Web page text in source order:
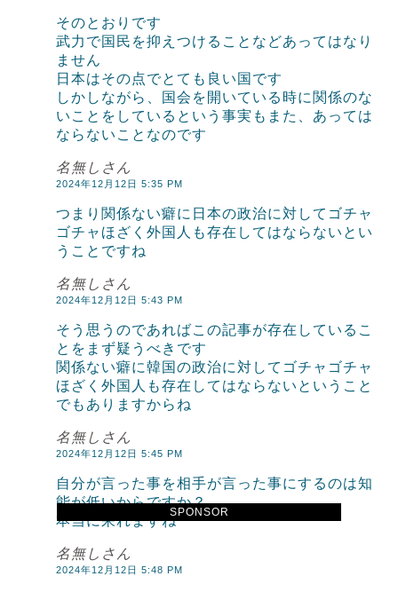
SPONSOR
そのとおりです
武力で国民を抑えつけることなどあってはなり
ません
日本はその点でとても良い国です
しかしながら、国会を開いている時に関係のな
いことをしているという事実もまた、あっては
ならないことなのです
名無しさん
2024年12月12日 5:35 PM
つまり関係ない癖に日本の政治に対してゴチャ
ゴチャほざく外国人も存在してはならないとい
うことですね
名無しさん
2024年12月12日 5:43 PM
そう思うのであればこの記事が存在しているこ
とをまず疑うべきです
関係ない癖に韓国の政治に対してゴチャゴチャ
ほざく外国人も存在してはならないということ
でもありますからね
名無しさん
2024年12月12日 5:45 PM
自分が言った事を相手が言った事にするのは知
能が低いからですか？
本当に呆れますね
名無しさん
2024年12月12日 5:48 PM